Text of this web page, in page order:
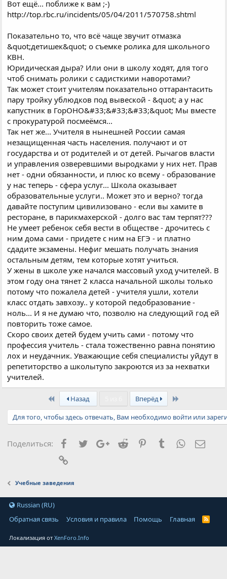
Вот ещё... поближе к вам ;-)
http://top.rbc.ru/incidents/05/04/2011/570758.shtml
Показательно то, что всё чаще звучит отмазка
&quot;детишек&quot; о съемке ролика для школьного
КВН.
Юридическая дыра? Или они в школу ходят, для того
чтоб снимать ролики с садисткими наворотами?
Так может стоит учителям показательно оттарантасить
пару тройку ублюдков под вывеской - &quot; а у нас
капустник в ГорОНО&#33;&#33;&#33;&quot; Мы вместе
с прокуратурой посмеёмся...
Так нет же... Учителя в нынешней России самая
незащищенная часть населения. получают и от
государства и от родителей и от детей. Рычагов власти
и управления озверевшими выродками у них нет. Прав
нет - одни обязанности, и плюс ко всему - образование
у нас теперь - сфера услуг... Школа оказывает
образовательные услуги.. Может это и верно? тогда
давайте поступим цивилизовано - если вы хамите в
ресторане, в парикмахерской - долго вас там терпят???
Не умеет ребенок себя вести в обществе - дрочитесь с
ним дома сами - придете с ним на ЕГЭ - и платно
сдадите экзамены. Нефиг мешать получать знания
остальным детям, тем которые хотят учиться.
У жены в школе уже начался массовый уход учителей. В
этом году она тянет 2 класса начальной школы только
потому что пожалела детей - учителя ушли, хотели
класс отдать завхозу.. у которой педобразование -
ноль... И я не думаю что, позволю на следующий год ей
повторить тоже самое.
Скоро своих детей будем учить сами - потому что
профессия учитель - стала тожественно равна понятию
лох и неудачник. Уважающие себя специалисты уйдут в
репетиторство а школытупо закроются из за нехватки
учителей.
First Назад Вперёд
Для того, чтобы здесь отвечать, Вам необходимо войти или
Поделиться: Facebook
TwitterGoogle+
Reddit PinterestTumblrWhatsApp
Учебные заведения
Russian (RU)
Обратная связь
Условия и правила Помощь Главная
Локализация отXenForo.Info